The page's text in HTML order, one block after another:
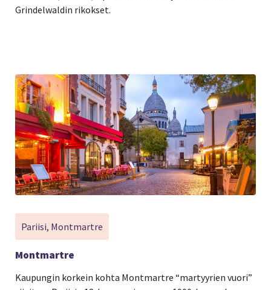
Grindelwaldin rikokset.
Pariisi, Montmartre
Montmartre
Kaupungin korkein kohta Montmartre “martyyrien vuori”